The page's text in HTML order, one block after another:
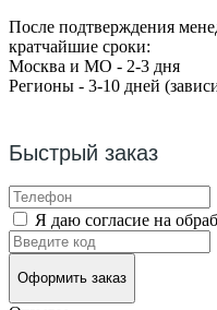
После подтверждения
кратчайшие сроки:
Москва и МО - 2-3 дня
Регионы - 3-10 дней
Быстрый заказ
Я даю согласие на
Оформить заказ